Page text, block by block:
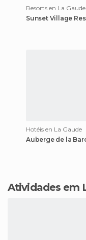
Resorts en La Gaude
Sunset Village
Hotéis en La Gaude
Auberge de la
Atividades em